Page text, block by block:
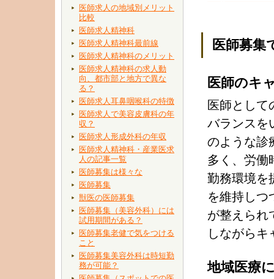
医師求人の地域別メリット
比較
医師求人精神科
医師求人精神科最前線
医師求人精神科のメリット
医師求人精神科の求人動
向、都市部と地方で異な
る？
医師求人耳鼻咽喉科の特徴
医師求人で美容皮膚科の年
収？
医師求人形成外科の年収
医師求人精神科・産業医求
人の記事一覧
医師募集は様々な
医師募集
獣医の医師募集
医師募集（美容外科）には
試用期間がある？
医師募集老健で気をつける
こと
医師募集美容外科は時短勤
務が可能？
医師募集
医師のキ
医師として
バランスを
のような診
多く、労働
勤務環境を
を維持しつ
が整えられ
しながらキ
地域医療